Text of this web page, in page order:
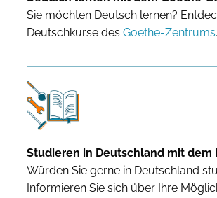
Sie möchten Deutsch lernen?
Deutschkurse des Goethe-Zentrums.
Studieren in Deutschland mit dem
Würden Sie gerne in Deutschland
Informieren Sie sich über Ihre